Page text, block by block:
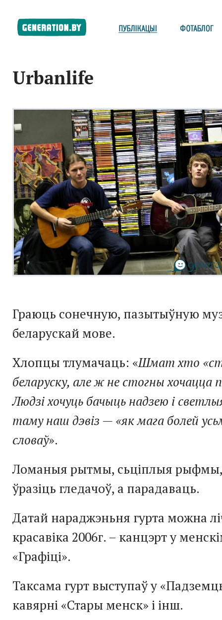
Urbanlife
Граюць сонечную, пазытыўную
беларускай мове.
Хлопцы тлумачаць: «Шмат хто
беларуску, але ж не стогны хочацца
Людзі хочуць бачыць надзею і
таму наш дэвіз — «як мага болей
словаў».
Ломаныя рытмы, сьціплыя
ўразіць гледачоў, а парадаваць.
Датай нараджэньня гурта можна
красавіка 2006г. – канцэрт у
«Графіці».
Таксама гурт выступаў у
кавярні «Стары менск» і інш.